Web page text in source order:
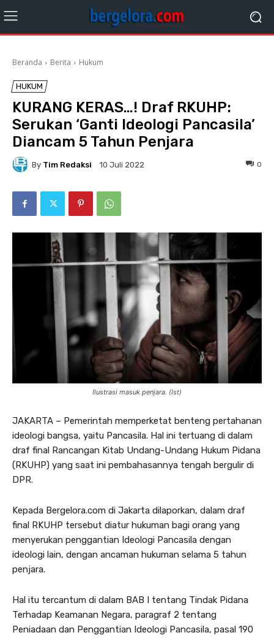
Beranda Berita Hukum
HUKUM
KURANG KERAS…! Draf RKUHP:
Serukan ‘Ganti Ideologi Pancasila’
Diancam 5 Tahun Penjara
By Tim Redaksi 10 Juli 2022 0
Ilustrasi masuk penjara. (Ist)
JAKARTA – Pemerintah memperketat benteng pertahanan
ideologi bangsa, yaitu Pancasila. Hal ini tertuang di dalam
draf final Rancangan Kitab Undang-Undang Hukum Pidana
(RKUHP) yang saat ini pembahasannya tengah bergulir di
DPR.
Kepada Bergelora.com di Jakarta dilaporkan, dalam draf
final RKUHP tersebut diatur hukuman bagi orang yang
menyerukan penggantian Ideologi Pancasila dengan
ideologi lain, dengan ancaman hukuman selama 5 tahun
penjara.
Hal itu tercantum di dalam BAB I tentang Tindak Pidana
Terhadap Keamanan Negara, paragraf 2 tentang
Peniadaan dan Penggantian Ideologi Pancasila, pasal 190